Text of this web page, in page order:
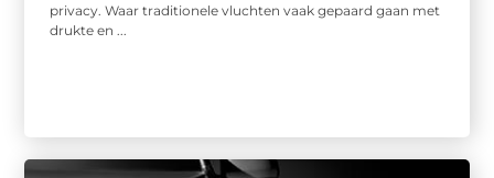
privacy. Waar traditionele vluchten vaak gepaard gaan met
drukte en ...